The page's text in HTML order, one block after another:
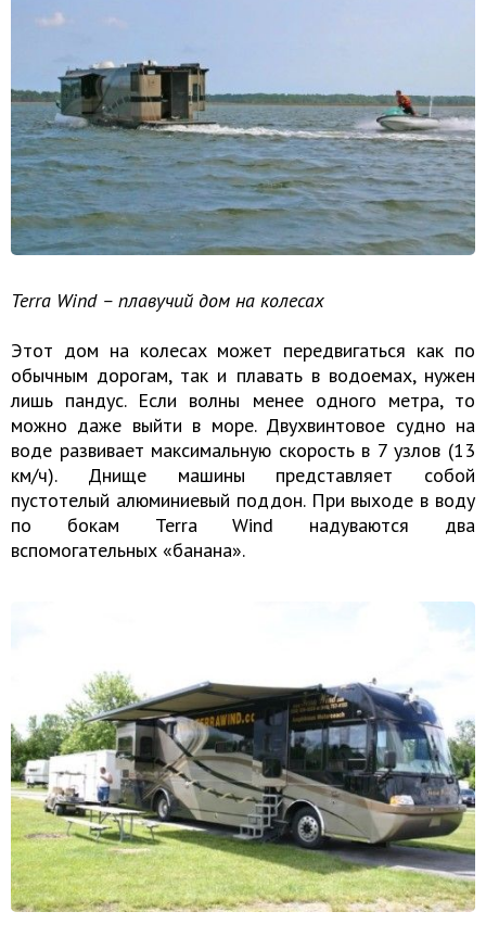
Terra Wind – плавучий дом на колесах
Этот дом на колесах может передвигаться как по
обычным дорогам, так и плавать в водоемах, нужен
лишь пандус. Если волны менее одного метра, то
можно даже выйти в море. Двухвинтовое судно на
воде развивает максимальную скорость в 7 узлов (13
км/ч). Днище машины представляет собой
пустотелый алюминиевый поддон. При выходе в воду
по бокам Terra Wind надуваются два
вспомогательных «банана».